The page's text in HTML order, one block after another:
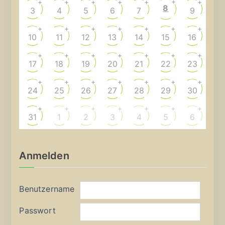
3
+
4
+
5
+
6
+
7
+
8 9
+
10
+
11
+
12
+
13
+
14
+
15
+
16
+
17
+
18
+
19
+
20
+
21
+
22
+
23
+
24
+
25
+
26
+
27
+
28
+
29
+
30
+
31
+
1
+
2
+
3
+
4
+
5
+
6
+
Anmelden
Benutzername
Passwort